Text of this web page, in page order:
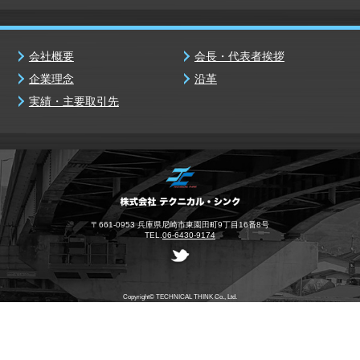
会社概要
会長・代表者挨拶
企業理念
沿革
実績・主要取引先
〒661-0953 兵庫県尼崎市東園田町9丁目16番8号
TEL. 06-6430-9174
Copyright© TECHNICAL THINK Co., Ltd.